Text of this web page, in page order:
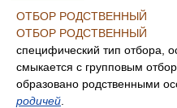
ОТБОР РОДСТВЕННЫЙ
ОТБОР РОДСТВЕННЫЙ
специфический тип отбора,
смыкается с групповым
образовано родственными
родичей